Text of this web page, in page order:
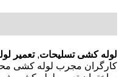
لوله کشی تسلیحات,تعمیر
کارگران مجرب لوله کشی